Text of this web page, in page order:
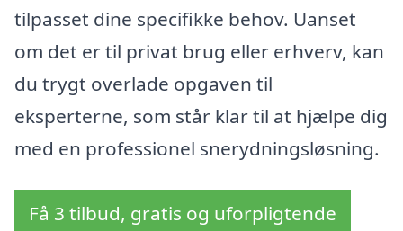
tilpasset dine specifikke behov. Uanset
om det er til privat brug eller erhverv, kan
du trygt overlade opgaven til
eksperterne, som står klar til at hjælpe dig
med en professionel snerydningsløsning.
Få 3 tilbud, gratis og uforpligtende